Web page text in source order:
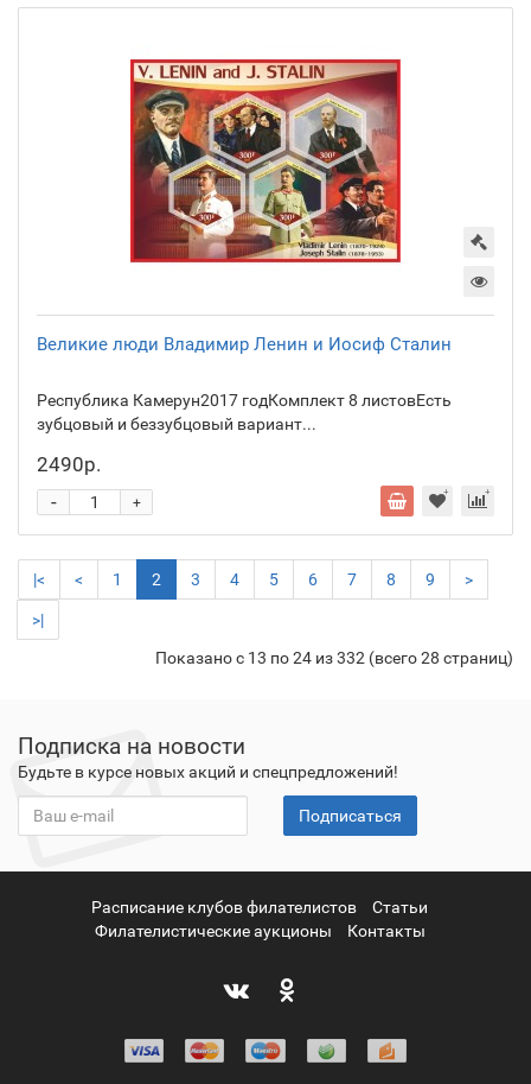
Великие люди Владимир Ленин и Иосиф Сталин
Республика Камерун2017 годКомплект 8 листовЕсть
зубцовый и беззубцовый вариант...
2490р.
+
-
|< < 1 2 3 4 5 6 7 8 9 >
>|
Показано с 13 по 24 из 332 (всего 28 страниц)
Подписка на новости
Будьте в курсе новых акций и спецпредложений!
Подписаться
Расписание клубов филателистов
Статьи
Филателистические аукционы
Контакты